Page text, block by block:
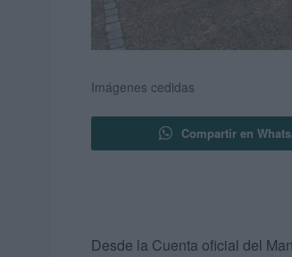
Imágenes cedidas
Compartir en
Desde la Cuenta oficial del